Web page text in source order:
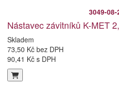
3049-08-
Nástavec závitníků K-MET
Skladem
73,50 Kč bez DPH
90,41 Kč s DPH